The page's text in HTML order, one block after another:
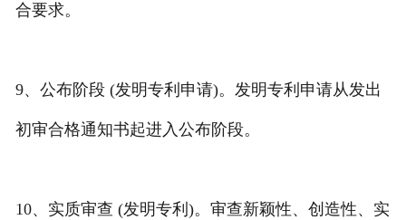
合要求。
9、公布阶段 (发明专利申请)。发明专利申请从发出
初审合格通知书起进入公布阶段。
10、实质审查 (发明专利)。审查新颖性、创造性、实